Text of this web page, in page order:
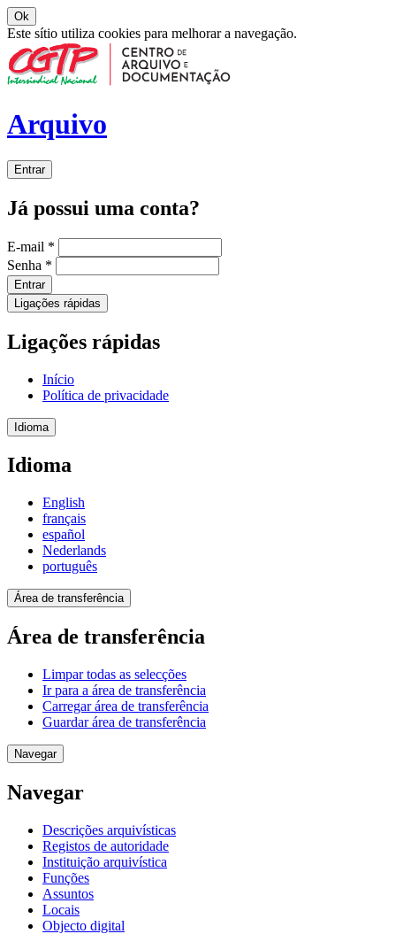
Ok
Este sítio utiliza cookies para melhorar a navegação.
Arquivo
Entrar
Já possui uma conta?
E-mail *
Senha *
Entrar
Ligações rápidas
Ligações rápidas
Início
Política de privacidade
Idioma
Idioma
English
français
español
Nederlands
português
Área de transferência
Área de transferência
Limpar todas as selecções
Ir para a área de transferência
Carregar área de transferência
Guardar área de transferência
Navegar
Navegar
Descrições arquivísticas
Registos de autoridade
Instituição arquivística
Funções
Assuntos
Locais
Objecto digital